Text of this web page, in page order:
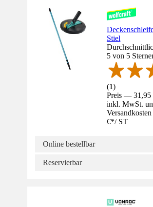
Stiel
5 von 5
(1)
Preis — 31,95
inkl. MwSt.
€*/ ST
Online bestellbar
Reservierbar